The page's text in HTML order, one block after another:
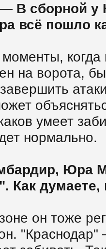
В сборной у
всё пошло
когда
на ворота,
умеет
нормально.
Юра
Как
он тоже